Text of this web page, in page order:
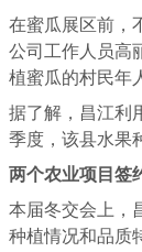
在蜜瓜展区前，
公司工作人员高
植蜜瓜的村民年
据了解，昌江利
季度，该县水果
两个农业项目签
本届冬交会上，
种植情况和品质